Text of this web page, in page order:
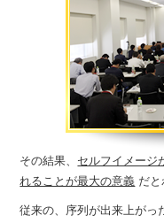
その結果、 セルフイメージ
れることが最大の意義 だと
従来の、序列が出来上がっ